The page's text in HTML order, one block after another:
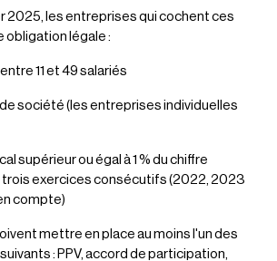
2025, les entreprises qui cochent ces
obligation légale :
11 et 49 salariés
société (les entreprises individuelles
supérieur ou égal à 1 % du chiffre
exercices consécutifs (2022, 2023
compte)
mettre en place au moins l'un des
: PPV, accord de participation,